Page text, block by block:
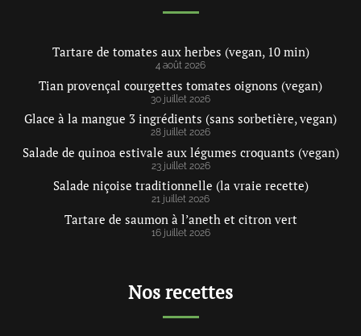
Tartare de tomates aux herbes (vegan, 10 min)
4 août 2026
Tian provençal courgettes tomates oignons (vegan)
30 juillet 2026
Glace à la mangue 3 ingrédients (sans sorbetière, vegan)
28 juillet 2026
Salade de quinoa estivale aux légumes croquants (vegan)
23 juillet 2026
Salade niçoise traditionnelle (la vraie recette)
21 juillet 2026
Tartare de saumon à l’aneth et citron vert
16 juillet 2026
Nos recettes